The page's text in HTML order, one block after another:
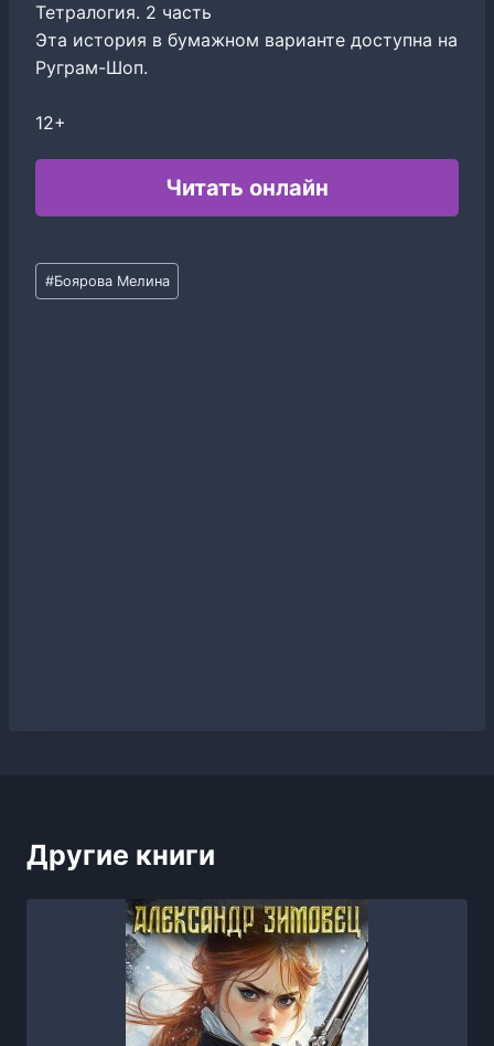
Тетралогия. 2 часть
Эта история в бумажном варианте доступна на
Руграм-Шоп.
12+
Читать онлайн
Метки
записи:
#Боярова Мелина
Другие книги